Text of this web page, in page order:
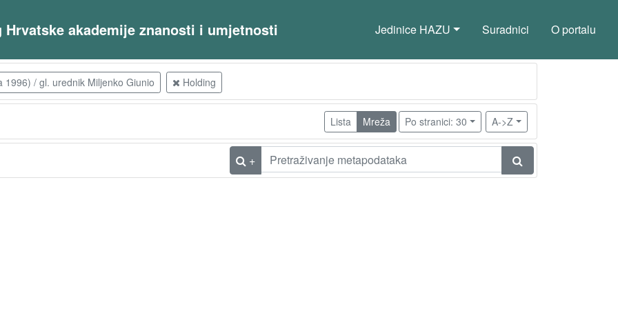
akademije znanosti i umjetnosti Jedinice HAZU Suradnici O portalu
/ gl. urednik Miljenko Giunio Holding
Lista Mreža Po stranici: 30 A->Z
+